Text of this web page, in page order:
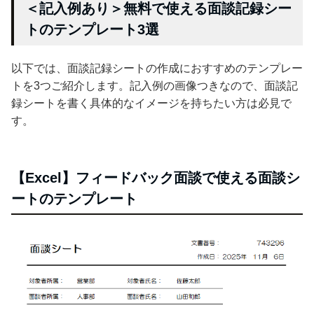
＜記入例あり＞無料で使える面談記録シー
トのテンプレート3選
以下では、面談記録シートの作成におすすめのテンプレー
トを3つご紹介します。記入例の画像つきなので、面談記
録シートを書く具体的なイメージを持ちたい方は必見で
す。
【Excel】フィードバック面談で使える面談シ
ートのテンプレート